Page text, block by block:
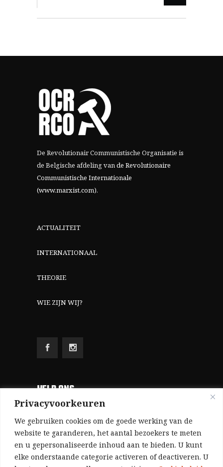
Privacyvoorkeuren
We gebruiken cookies om de goede werking van de
website te garanderen, het aantal bezoekers te meten
en u gepersonaliseerde inhoud aan te bieden. U kunt
elke onderstaande categorie activeren of deactiveren. U
De Revolutionair Communistische Organisatie is
de Belgische afdeling vande Revolutionaire
Communistische Internationale
(www.marxist.com).
ACTUALITEIT
INTERNATIONAAL
THEORIE
WIE ZIJN WIJ?
HELP ONS
Aangezien we volledig zelf gefinancierd zijn
(zonder subsidies, zonder commerciële
advertenties en zonder rijke sponsors), zijn we
voor de publicatie van ons tijdschrift uitsluitend